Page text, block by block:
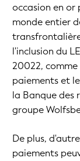
occasion en or
monde entier
l'inclusion du
20022,
paiements et
la Banque des
groupe
De plus,
paiements